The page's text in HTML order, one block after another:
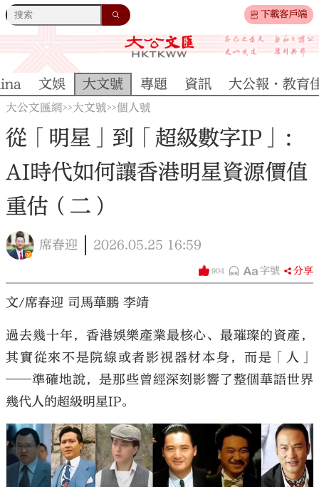
下載客戶端
文娛 大文號 專題 資訊 大公報·教育
大公文匯網>>大文號>>個人號
從「明星」到「超級數字IP」：
AI時代如何讓香港明星資源價值
重估（二）
席春迎 2026.05.25 16:59
904 字號 分享
文/席春迎 司馬華鵬 李靖
過去幾十年，香港娛樂產業最核心、最璀璨的資產，
其實從來不是院線或者影視器材本身，而是「人」
——準確地說，是那些曾經深刻影響了整個華語世界
幾代人的超級明星IP。